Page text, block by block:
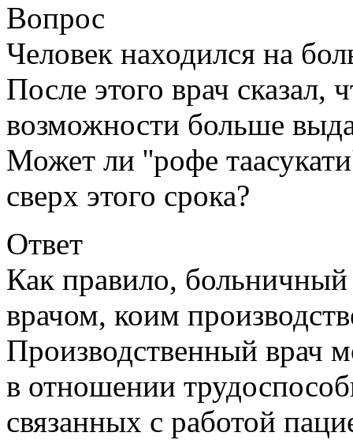
Вопрос
Человек находился на
После этого врач сказал,
возможности больше
Может ли ''рофе
сверх этого срока?
Ответ
Как правило,
врачом, коим
Производственный врач
в отношении
связанных с работой